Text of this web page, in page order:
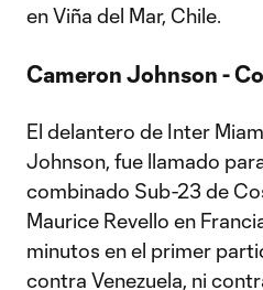
en Viña del Mar, Chile.
Cameron Johnson -
El delantero de Inter
Johnson, fue llamado
combinado Sub-23 de
Maurice Revello en
minutos en el primer
contra Venezuela, ni